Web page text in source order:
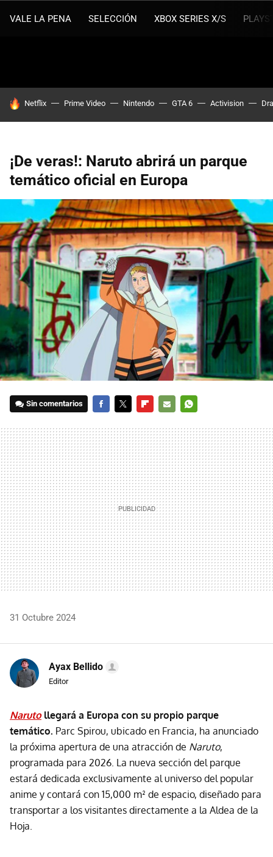
VALE LA PENA SELECCIÓN XBOX SERIES X/S
HOY SE HABLA DE
Netflix Prime Video Nintendo GTA 6 Activision
¡De veras!: Naruto abrirá un parque
temático oficial en Europa
Sin comentarios
MAIL
31 Octubre 2024
Ayax Bellido
Editor
Narutollegará a Europa con su propio parque
temático. Parc Spirou, ubicado en Francia, ha anunciado
la próxima apertura de una atracción de Naruto,
programada para 2026. La nueva sección del parque
estará dedicada exclusivamente al universo del popular
anime y contará con 15,000 m² de espacio, diseñado para
transportar a los visitantes directamente a la Aldea de la
Hoja.